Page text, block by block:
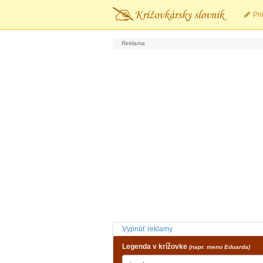
Vypnúť reklamy
Legenda v krížovke (napr. meno Eduarda)